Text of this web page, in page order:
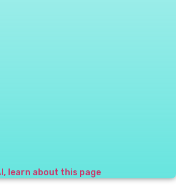
learn about this page